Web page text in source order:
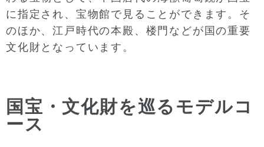
に指定され、宝物館で見ることができます。そ
のほか、江戸時代の本殿、楼門などが国の重要
文化財となっています。
国宝・文化財を巡るモデルコ
ース